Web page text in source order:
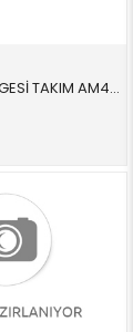
SİLECEK SÜPÜRGESİ TAKIM AM467S 3397007467 61612159627 61612241375 E90,E91 ÖN 2008-2012